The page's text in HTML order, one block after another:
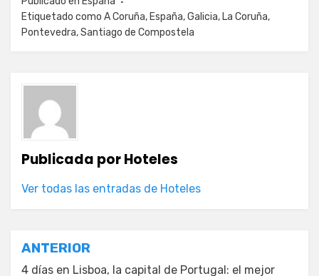
Etiquetado como A Coruña, España,Galicia, La Coruña,
Pontevedra,Santiago de Compostela
Publicada porHoteles
Ver todas las entradas de Hoteles
Navegación
ANTERIOR
4 días en Lisboa, la capital de Portugal: el mejor